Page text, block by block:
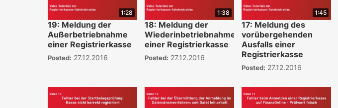
1:28
19: Meldung der
Außerbetriebnahme
einer Registrierkasse
Posted: 27.12.2016
1:38
18: Meldung der
Wiederinbetriebnahme
einer Registrierkasse
Posted: 27.12.2016
1:45
17: Meldung des
vorübergehenden
Ausfalls einer
Registrierkasse
Posted: 27.12.2016